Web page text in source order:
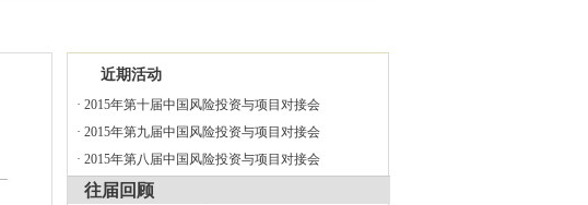
近期活动
· 2015年第十届中国风险投资与项目对接会
· 2015年第九届中国风险投资与项目对接会
· 2015年第八届中国风险投资与项目对接会
往届回顾